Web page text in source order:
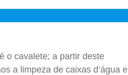
o cavalete; a partir deste
a limpeza de caixas d’água e